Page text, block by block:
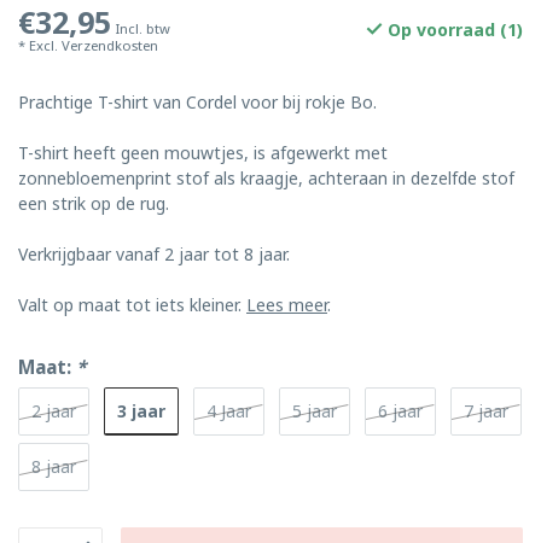
€32,95 Incl. btw
* Excl. Verzendkosten
Op voorraad (1)
Prachtige T-shirt van Cordel voor bij rokje Bo.
T-shirt heeft geen mouwtjes, is afgewerkt met
zonnebloemenprint stof als kraagje, achteraan in dezelfde stof
een strik op de rug.
Verkrijgbaar vanaf 2 jaar tot 8 jaar.
Valt op maat tot iets kleiner. Lees meer.
Maat: *
2 jaar 3 jaar 4 Jaar 5 jaar 6 jaar 7 jaar
8 jaar